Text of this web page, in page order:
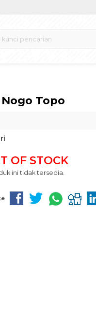
Topo
OF STOCK
ini tidak tersedia.